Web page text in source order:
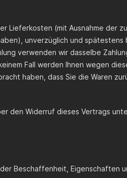
Lieferkosten (mit Ausnahme der
unverzüglich und spätestens
verwenden wir dasselbe
Fall werden Ihnen wegen
haben, dass Sie die Waren
den Widerruf dieses Vertrags
Beschaffenheit, Eigenschaften